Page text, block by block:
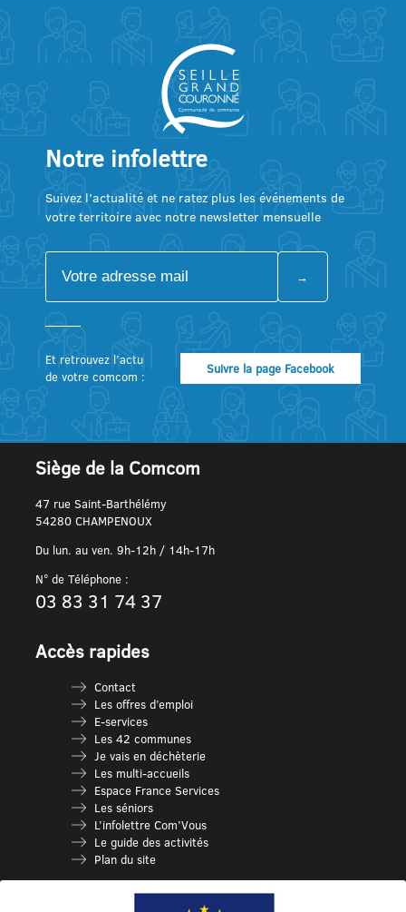
Notre infolettre
Suivez l’actualité et ne ratez plus les événements de
votre territoire avec notre newsletter mensuelle
Et retrouvez l’actu
de votre comcom :
Suivre la page Facebook
Siège de la Comcom
47 rue Saint-Barthélémy
54280 CHAMPENOUX
Du lun. au ven. 9h-12h / 14h-17h
N° de Téléphone :
03 83 31 74 37
Accès rapides
Contact
Les offres d’emploi
E-services
Les 42 communes
Je vais en déchèterie
Les multi-accueils
Espace France Services
Les séniors
L’infolettre Com’Vous
Le guide des activités
Plan du site